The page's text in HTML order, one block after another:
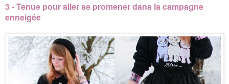
3 - Tenue pour aller se promener dans la campagne
enneigée